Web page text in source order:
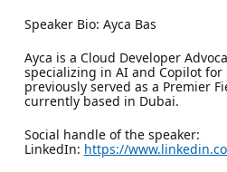
Speaker Bio: Ayca Bas
Ayca is a Cloud Developer
specializing in AI and Copilot for
previously served as a Premier
currently based in Dubai.
Social handle of the speaker:
LinkedIn: https://